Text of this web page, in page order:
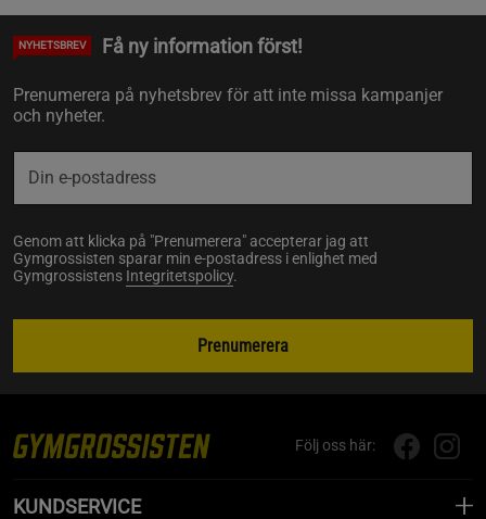
NYHETSBREV Få ny information först!
Prenumerera på nyhetsbrev för att inte missa kampanjer
och nyheter.
Genom att klicka på "Prenumerera" accepterar jag att
Gymgrossisten sparar min e-postadress i enlighet med
Gymgrossistens Integritetspolicy.
Prenumerera
Följ oss här:
KUNDSERVICE